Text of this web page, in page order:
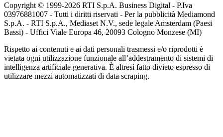
Copyright © 1999-2026 RTI S.p.A. Business Digital - P.Iva
03976881007 - Tutti i diritti riservati - Per la pubblicità Mediamond
S.p.A. - RTI S.p.A., Mediaset N.V., sede legale Amsterdam (Paesi
Bassi) - Uffici Viale Europa 46, 20093 Cologno Monzese (MI)
Rispetto ai contenuti e ai dati personali trasmessi e/o riprodotti è
vietata ogni utilizzazione funzionale all’addestramento di sistemi di
intelligenza artificiale generativa. È altresì fatto divieto espresso di
utilizzare mezzi automatizzati di data scraping.